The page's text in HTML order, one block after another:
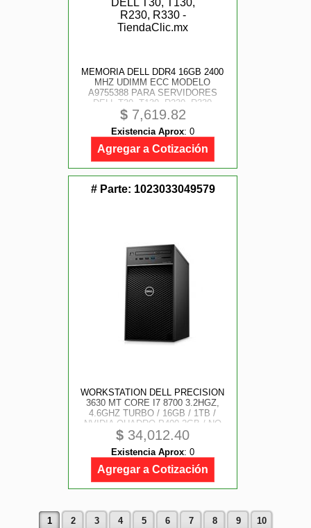
MEMORIA DELL DDR4 16GB 2400
MHZ UDIMM ECC MODELO
A9755388 PARA SERVIDORES
DELL T30, T130, R230, R330
$7,619.82
Existencia Aprox: 0
Agregar a Cotización
# Parte: 1023033049579
WORKSTATION DELL PRECISION
3630 MT CORE I7 8700 3.2HGZ,
4.6GHZ TURBO / 16GB / 1TB /
NVIDIA QUADRO P400 2GB / NO
DVD / WINDOWS 10 PRO /
GARANTIA 3 AÑOS
$ 34,012.40
Existencia Aprox: 0
Agregar a Cotización
1 2 3 4 5 6 7 8 9 10